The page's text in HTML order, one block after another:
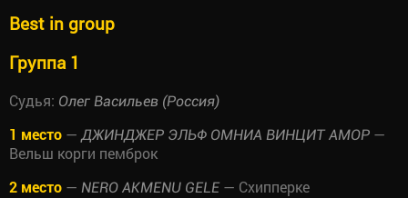
Best in group
Группа 1
Судья: Олег Васильев (Россия)
1 место — ДЖИНДЖЕР ЭЛЬФ ОМНИА ВИНЦИТ АМОР —
Вельш корги пемброк
2 место — NERO AKMENU GELE — Схипперке